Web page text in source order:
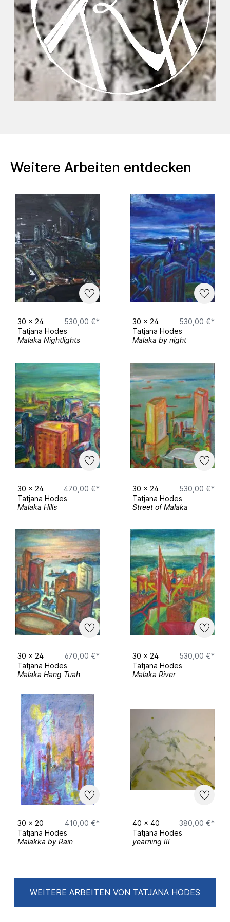
Weitere Arbeiten entdecken
30 x 24
530,00 €*
Tatjana Hodes
Malaka Nightlights
30 x 24
530,00 €*
Tatjana Hodes
Malaka by night
30 x 24
470,00 €*
Tatjana Hodes
Malaka Hills
30 x 24
530,00 €*
Tatjana Hodes
Street of Malaka
30 x 24
670,00 €*
Tatjana Hodes
Malaka Hang Tuah
30 x 24
530,00 €*
Tatjana Hodes
Malaka River
30 x 20
410,00 €*
Tatjana Hodes
Malakka by Rain
40 x 40
380,00 €*
Tatjana Hodes
yearning III
WEITERE ARBEITEN VON TATJANA HODES